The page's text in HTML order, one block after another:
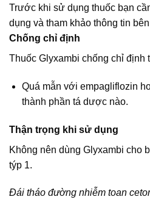
Trước khi sử dụng thuốc bạn
dụng và tham khảo thông tin
Chống chỉ định
Thuốc Glyxambi chống chỉ định
Quá mẫn với empagliflozin
thành phần tá dược nào.
Thận trọng khi sử dụng
Không nên dùng Glyxambi cho
týp 1.
Đái tháo đường nhiễm toan